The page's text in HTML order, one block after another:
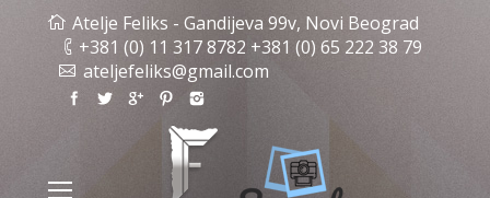
Atelje Feliks - Gandijeva 99v, Novi Beograd
+381 (0) 11 317 8782 +381 (0) 65 222 38 79
ateljefeliks@gmail.com